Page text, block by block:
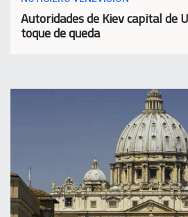
Autoridades de Kiev capital de
toque de queda